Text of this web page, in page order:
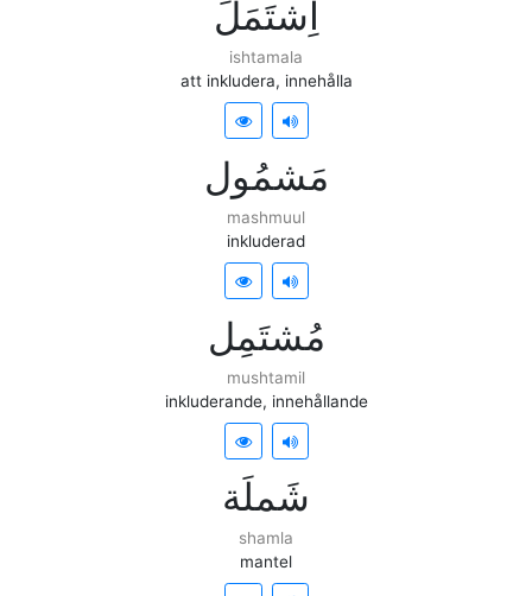
ﺍِﺷﺘَﻤَﻞَ
ishtamala
att inkludera, innehålla
ﻣَﺸﻤُﻮﻝ
mashmuul
inkluderad
ﻣُﺸﺘَﻤِﻞ
mushtamil
inkluderande, innehållande
ﺷَﻤﻠَﺔ
shamla
mantel